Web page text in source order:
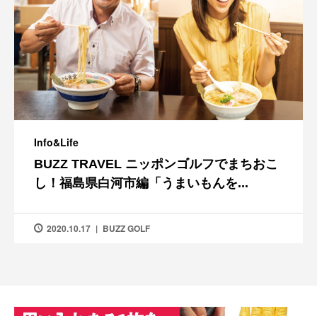
Info&Life
BUZZ TRAVEL ニッポンゴルフでまちおこ
し！福島県白河市編「うまいもんを...
2020.10.17 BUZZ GOLF